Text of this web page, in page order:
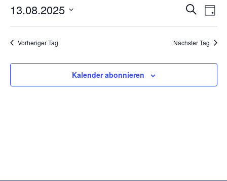
Aug.
2025
Suche
und
SucheTag
13.08.2025
Vorheriger Tag Nächster Tag
Kalender abonnieren